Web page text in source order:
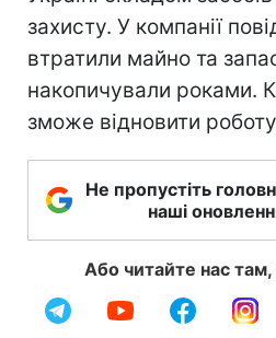
захисту. У компанії
втратили майно та
накопичували роками.
зможе відновити
Не пропустіть
наші
Або читайте нас